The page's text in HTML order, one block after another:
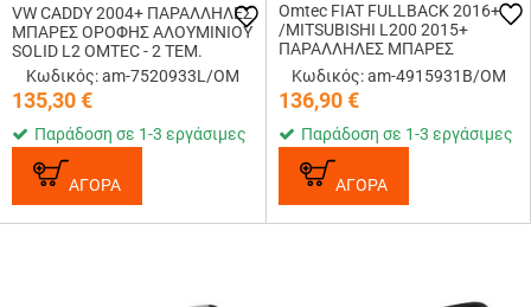
VW CADDY 2004+ ΠΑΡΑΛΛΗΛΕΣ
ΜΠΑΡΕΣ ΟΡΟΦΗΣ ΑΛΟΥΜΙΝΙΟΥ
SOLID L2 OMTEC - 2 TEM.
Κωδικός: am-7520933L/OM
135,30€
Παράδοση σε 1-3 εργάσιμες
ΑΓΟΡΑ
Omtec FIAT FULLBACK 2016+
/MITSUBISHI L200 2015+
ΠΑΡΑΛΛΗΛΕΣ ΜΠΑΡΕΣ
ΟΡΟΦΗΣ ΑΛΟΥΜΙΝΙΟΥ ΜΑΥΡΕΣ
Κωδικός: am-4915931B/OM
136,90€
Παράδοση σε 1-3 εργάσιμες
ΑΓΟΡΑ